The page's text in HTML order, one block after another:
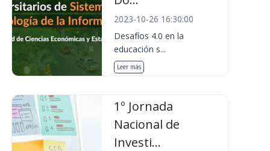
2023-10-26 16:30:00
Desafíos 4.0 en la
educación s...
Leer más
1º Jornada
Nacional de
Investi...